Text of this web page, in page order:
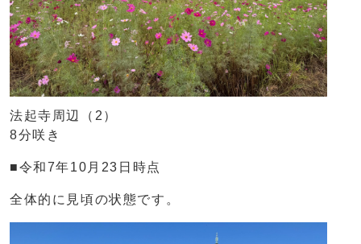
法起寺周辺（2）
8分咲き
■令和7年10月23日時点
全体的に見頃の状態です。